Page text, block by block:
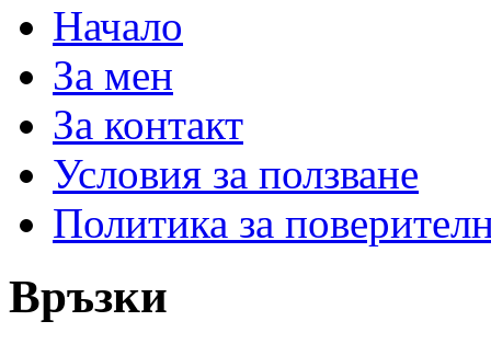
Начало
За мен
За контакт
Условия за ползване
Политика за
Връзки